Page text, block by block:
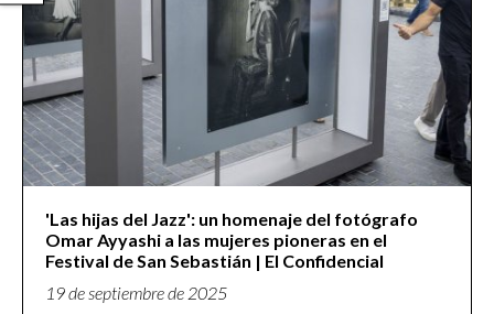
'Las hijas del Jazz': un homenaje del fotógrafo
Omar Ayyashi a las mujeres pioneras en el
Festival de San Sebastián | El Confidencial
19 de septiembre de 2025